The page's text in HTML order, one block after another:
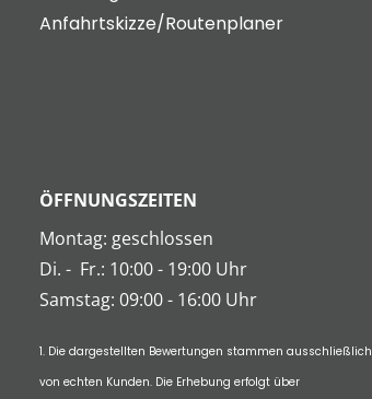
Anfahrtskizze/Routenplaner
ÖFFNUNGSZEITEN
Montag: geschlossen
Di. - Fr.: 10:00 - 19:00 Uhr
Samstag: 09:00 - 16:00 Uhr
1. Die dargestellten Bewertungen stammen ausschließlich
von echten Kunden. Die Erhebung erfolgt über